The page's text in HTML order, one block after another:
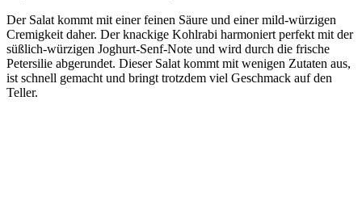
Der Salat kommt mit einer fei­nen Säu­re und einer mild-wür­zi­gen
Cre­mig­keit daher. Der kna­cki­ge Kohl­ra­bi har­mo­niert per­fekt mit der
süß­lich-wür­zi­gen Joghurt-Senf-Note und wird durch die fri­sche
Peter­si­lie abge­run­det. Die­ser Salat kommt mit weni­gen Zuta­ten aus,
ist schnell gemacht und bringt trotz­dem viel Geschmack auf den
Teller.